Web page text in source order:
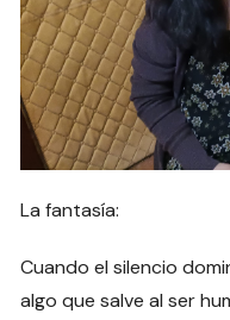
La fantasía:
Cuando el silencio
algo que salve al ser